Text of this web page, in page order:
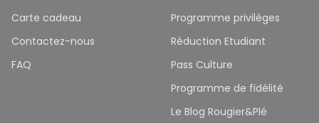
Carte cadeau
Contactez-nous
FAQ
Programme privilèges
Réduction Etudiant
Pass Culture
Programme de fidélité
Le Blog Rougier&Plé